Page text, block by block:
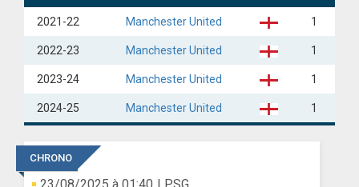
2021-22 Manchester United 1
2022-23 Manchester United 1
2023-24 Manchester United 1
2024-25 Manchester United 1
CHRONO